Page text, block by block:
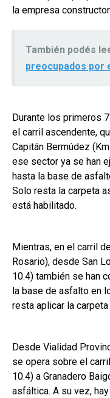
la empresa
También podés
preocupados por
Durante los primeros
el carril ascendente,
Capitán Bermúdez
ese sector ya se han
hasta la base de
Solo resta la carpeta
está habilitado.
Mientras, en el carril
Rosario), desde San
10.4) también se han
la base de asfalto en
resta aplicar la
Desde Vialidad
se opera sobre el
10.4) a Granadero
asfáltica. A su vez,